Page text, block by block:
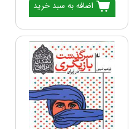
اضافه به سبد خرید